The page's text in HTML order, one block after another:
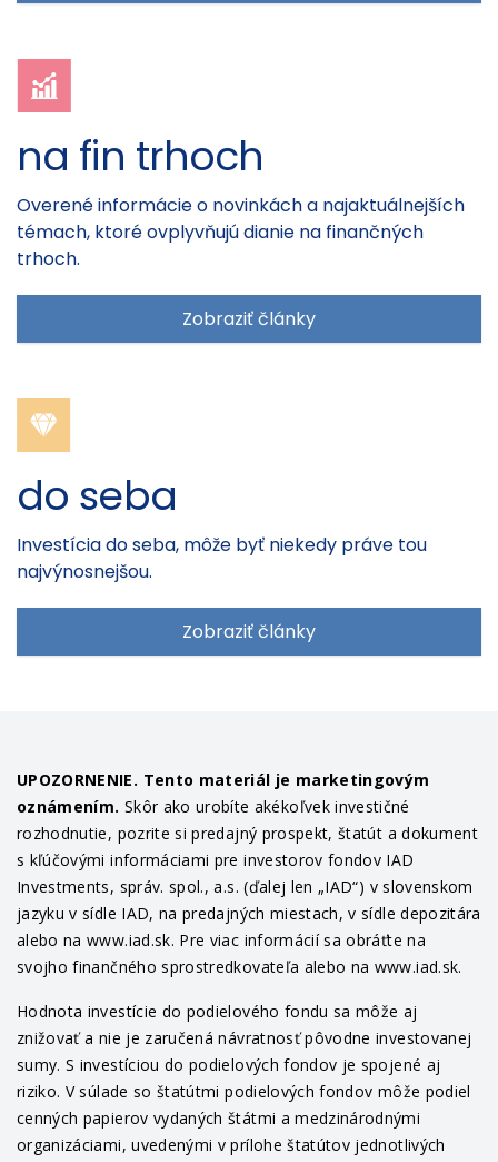
na fin trhoch
Overené informácie o novinkách a najaktuálnejších
témach, ktoré ovplyvňujú dianie na finančných
trhoch.
Zobraziť články
do seba
Investícia do seba, môže byť niekedy práve tou
najvýnosnejšou.
Zobraziť články
UPOZORNENIE. Tento materiál je marketingovým
oznámením. Skôr ako urobíte akékoľvek investičné
rozhodnutie, pozrite si predajný prospekt, štatút a dokument
s kľúčovými informáciami pre investorov fondov IAD
Investments, správ. spol., a.s. (ďalej len „IAD“) v slovenskom
jazyku v sídle IAD, na predajných miestach, v sídle depozitára
alebo na www.iad.sk. Pre viac informácií sa obráťte na
svojho finančného sprostredkovateľa alebo na www.iad.sk.
Hodnota investície do podielového fondu sa môže aj
znižovať a nie je zaručená návratnosť pôvodne investovanej
sumy. S investíciou do podielových fondov je spojené aj
riziko. V súlade so štatútmi podielových fondov môže podiel
cenných papierov vydaných štátmi a medzinárodnými
organizáciami, uvedenými v prílohe štatútov jednotlivých